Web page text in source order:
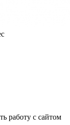
работу с сайтом